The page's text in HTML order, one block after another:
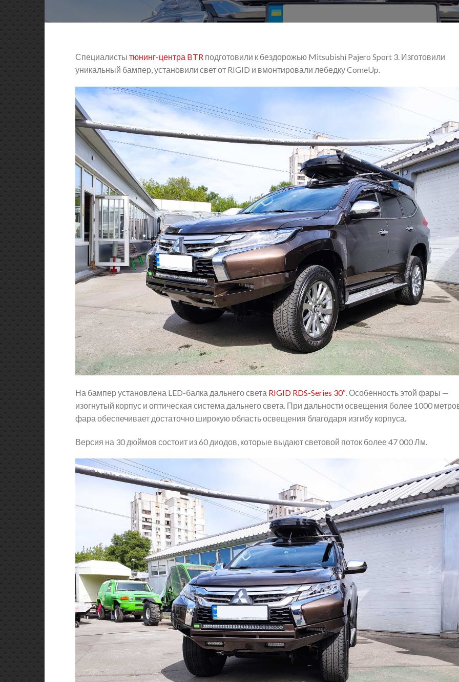
Специалисты тюнинг-центра BTR подготовили к бездорожью Mitsubishi Pajero Sport 3. Изготовили
уникальный бампер, установили свет от RIGID и вмонтировали лебедку ComeUp.
На бампер установлена LED-балка дальнего света RIGID RDS-Series 30″. Особенность этой фары —
изогнутый корпус и оптическая система дальнего света. При дальности освещения более 1000
фара обеспечивает достаточно широкую область освещения благодаря изгибу корпуса.
Версия на 30 дюймов состоит из 60 диодов, которые выдают световой поток более 47 000 Лм.